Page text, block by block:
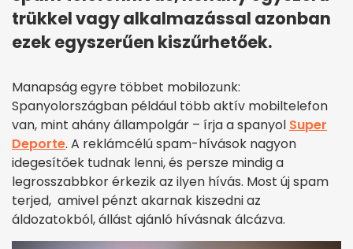
trükkel vagy alkalmazással azonban
ezek egyszerűen kiszűrhetőek.
Manapság egyre többet mobilozunk:
Spanyolországban például több aktív mobiltelefon
van, mint ahány állampolgár – írja a spanyol Super
Deporte. A reklámcélú spam-hívások nagyon
idegesítőek tudnak lenni, és persze mindig a
legrosszabbkor érkezik az ilyen hívás. Most új spam
terjed, amivel pénzt akarnak kiszedni az
áldozatokból, állást ajánló hívásnak álcázva.